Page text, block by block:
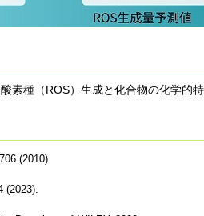
素種（ROS）生成と化合物の化学
706 (2010).
(2023).